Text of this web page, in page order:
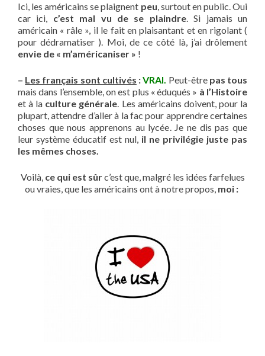
Ici, les américains se plaignent peu, surtout en public. Oui
car ici, c’est mal vu de se plaindre. Si jamais un
américain « râle », il le fait en plaisantant et en rigolant (
pour dédramatiser ). Moi, de ce côté là, j’ai drôlement
envie de « m’américaniser » !
– Les français sont cultivés :VRAI. Peut-être pas tous
mais dans l’ensemble, on est plus « éduqués » à l’Histoire
et à la culture générale. Les américains doivent, pour la
plupart, attendre d’aller à la fac pour apprendre certaines
choses que nous apprenons au lycée. Je ne dis pas que
leur système éducatif est nul, il ne privilégie juste pas
les mêmes choses.
Voilà,ce qui est sûrc’est que, malgré les idées farfelues
ou vraies, que les américains ont à notre propos, moi :